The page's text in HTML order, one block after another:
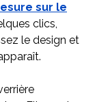
sur le
clics,
le design et